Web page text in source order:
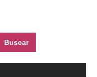
Buscar